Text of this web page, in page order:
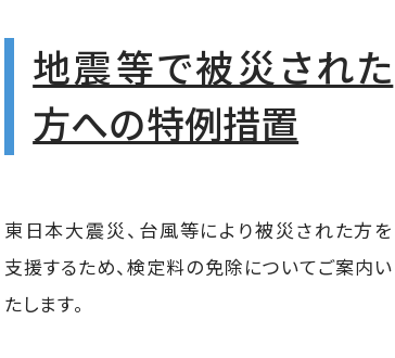
地震等で被災された
方への特例措置
東日本大震災、台風等により被災された方を
支援するため、検定料の免除についてご案内い
たします。